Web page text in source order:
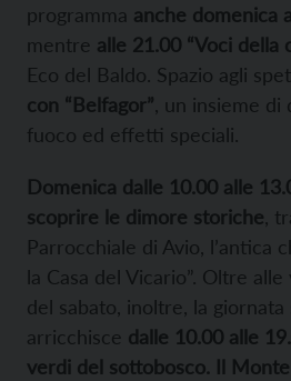
programma anche domenica
mentre alle 21.00 “Voci della
Eco del Baldo. Spazio agli
con “Belfagor” , un insieme di
fuoco ed effetti speciali.
Domenica dalle 10.00 alle
scoprire le dimore storiche ,
Parrocchiale di Avio, l’antica
la Casa del Vicario”. Oltre
del sabato, inoltre, la giornata
arricchisce dalle 10.00 alle
verdi del sottobosco. Il